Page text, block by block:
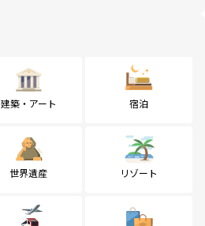
建築・アート 宿泊
世界遺産 リゾート